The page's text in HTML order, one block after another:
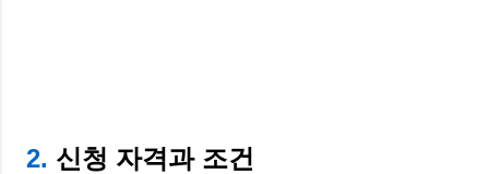
2. 신청 자격과 조건